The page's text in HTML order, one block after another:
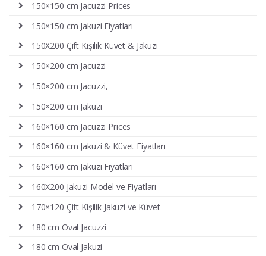
150×150 cm Jacuzzi Prices
150×150 cm Jakuzi Fiyatları
150X200 Çift Kişilik Küvet & Jakuzi
150×200 cm Jacuzzi
150×200 cm Jacuzzi,
150×200 cm Jakuzi
160×160 cm Jacuzzi Prices
160×160 cm Jakuzi & Küvet Fiyatları
160×160 cm Jakuzi Fiyatları
160X200 Jakuzi Model ve Fiyatları
170×120 Çift Kişilik Jakuzi ve Küvet
180 cm Oval Jacuzzi
180 cm Oval Jakuzi